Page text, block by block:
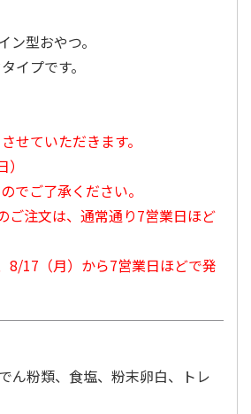
型おやつ。
イプです。
せていただきます。
でご了承ください。
ご注文は、通常通り7営業日ほど
8/17（月）から7営業日ほどで発
ん粉類、食塩、粉末卵白、トレ